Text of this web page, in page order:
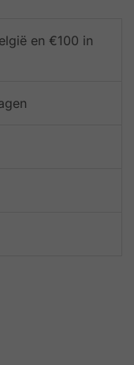
en €100 in